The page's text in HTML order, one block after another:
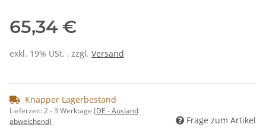
65,34 €
exkl. 19% USt. , zzgl. Versand
Knapper Lagerbestand
Lieferzeit:2 - 3 Werktage (DE - Ausland
abweichend)
Frage zum Artikel